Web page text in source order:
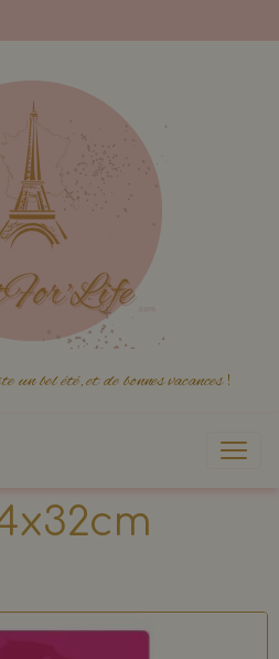
un bel été, et de bonnes vacances !